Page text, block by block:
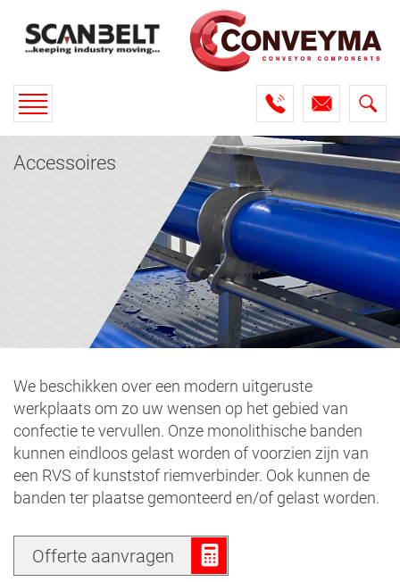
Toggle
navigation
Accessoires
We beschikken over een modern uitgeruste
werkplaats om zo uw wensen op het gebied van
confectie te vervullen. Onze monolithische banden
kunnen eindloos gelast worden of voorzien zijn van
een RVS of kunststof riemverbinder. Ook kunnen de
banden ter plaatse gemonteerd en/of gelast worden.
Offerte aanvragen